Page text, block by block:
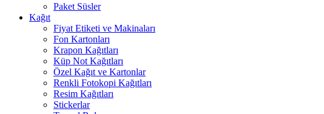
Paket Süsler
Kağıt
Fiyat Etiketi ve Makinaları
Fon Kartonları
Krapon Kağıtları
Küp Not Kağıtları
Özel Kağıt ve Kartonlar
Renkli Fotokopi Kağıtları
Resim Kağıtları
Stickerlar